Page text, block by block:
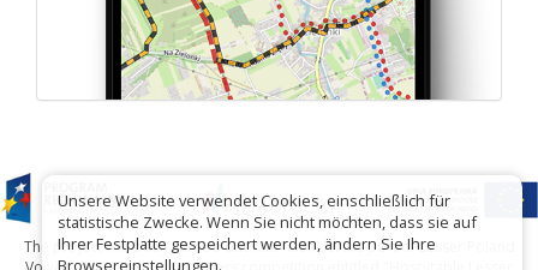
The project has been carried out with financial support of Lesser Poland
Unsere Website verwendet Cookies, einschließlich für
statistische Zwecke. Wenn Sie nicht möchten, dass sie auf
Ihrer Festplatte gespeichert werden, ändern Sie Ihre